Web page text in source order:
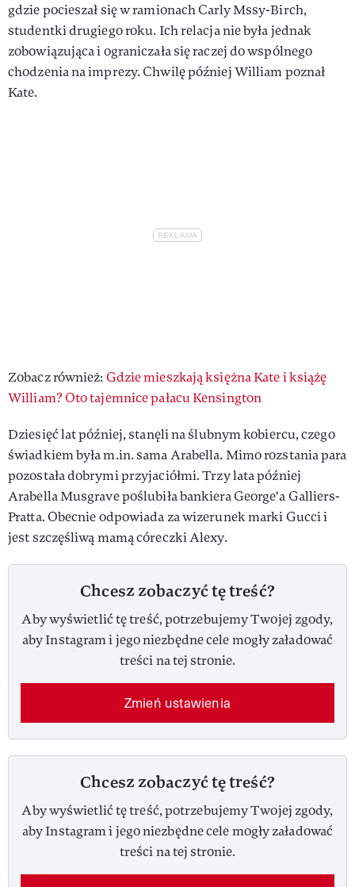
gdzie pocieszał się w ramionach Carly Mssy-Birch,
studentki drugiego roku. Ich relacja nie była jednak
zobowiązująca i ograniczała się raczej do wspólnego
chodzenia na imprezy. Chwilę później William poznał
Kate.
Zobacz również: Gdzie mieszkają księżna Kate i książę
William? Oto tajemnice pałacu Kensington
Dziesięć lat później, stanęli na ślubnym kobiercu, czego
świadkiem była m.in. sama Arabella. Mimo rozstania para
pozostała dobrymi przyjaciółmi. Trzy lata później
Arabella Musgrave poślubiła bankiera George'a Galliers-
Pratta. Obecnie odpowiada za wizerunek marki Gucci i
jest szczęśliwą mamą córeczki Alexy.
Chcesz zobaczyć tę treść?
Aby wyświetlić tę treść, potrzebujemy Twojej zgody,
aby Instagram i jego niezbędne cele mogły załadować
treści na tej stronie.
Zmień ustawienia
Chcesz zobaczyć tę treść?
Aby wyświetlić tę treść, potrzebujemy Twojej zgody,
aby Instagram i jego niezbędne cele mogły załadować
treści na tej stronie.